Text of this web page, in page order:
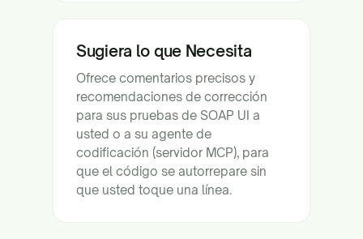
Sugiera lo que Necesita
Ofrece comentarios precisos y
recomendaciones de corrección
para sus pruebas de SOAP UI a
usted o a su agente de
codificación (servidor MCP), para
que el código se autorrepare sin
que usted toque una línea.